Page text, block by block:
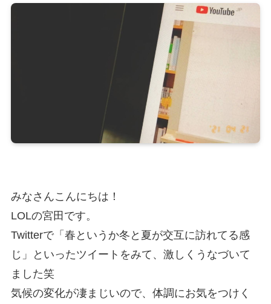
みなさんこんにちは！
LOLの宮田です。
Twitterで「春というか冬と夏が交互に訪れてる感
じ」といったツイートをみて、激しくうなづいて
ました笑
気候の変化が凄まじいので、体調にお気をつけく